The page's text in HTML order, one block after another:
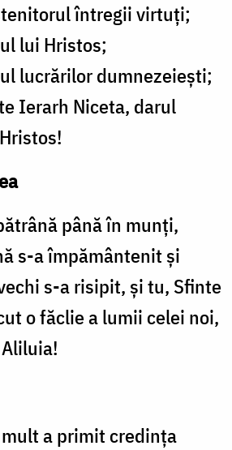
întregii virtuţi;
lui Hristos;
lucrărilor dumnezeieşti;
Ierarh Niceta, darul
până în munţi,
s-a împământenit şi
s-a risipit, şi tu, Sfinte
o făclie a lumii celei noi,
a primit credinţa